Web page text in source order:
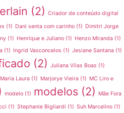
(2) Criador de conteúdo digital
(1) Dani senta com carinho (1) Dimitri Jorge
(1) Henrique e Juliano (1) Henzo Miranda (1)
(1) Ingrid Vasconcelos (1) Jesiane Santana (1)
(2) Juliana Vilas Boas (1)
Maria Laura (1) Marjorye Vieira (1) MC Liro e
modelo (1) modelos (2)
Mãe Fora
(1) Stephanie Bigliardi (1) Suh Marcelino (1)